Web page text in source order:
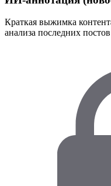
Краткая выжимка
анализа последних постов